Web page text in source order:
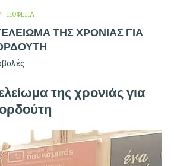
ΠΟΦΕΠΑ
ΤΗΣ ΧΡΟΝΙΆΣ ΓΙΑ
της χρονιάς για